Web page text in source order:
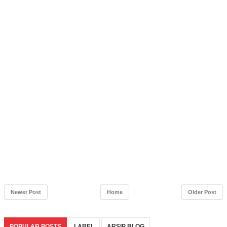
Newer Post Older Post
Home